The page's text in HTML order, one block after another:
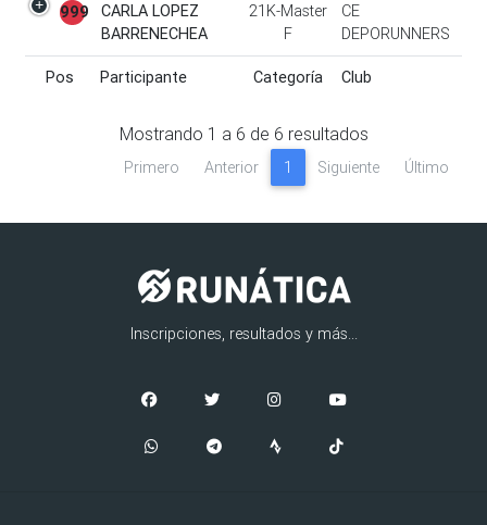
Pos Participante Categoría Club
999
CARLA LOPEZ
BARRENECHEA
21K-Master
F
CE
DEPORUNNERS
Pos Participante Categoría Club
Mostrando 1 a 6 de 6 resultados
Primero Anterior 1 Siguiente Último
Inscripciones, resultados y más...